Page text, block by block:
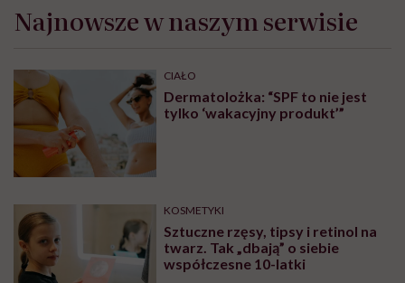
Najnowsze w naszym serwisie
CIAŁO
Dermatolożka: “SPF to nie jest
tylko ‘wakacyjny produkt’”
KOSMETYKI
Sztuczne rzęsy, tipsy i retinol na
twarz. Tak „dbają” o siebie
współczesne 10-latki